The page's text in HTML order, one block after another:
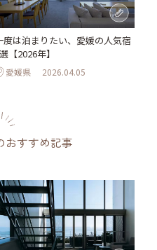
度は泊まりたい、愛媛の人気宿
【2026年】
愛媛県 2026.04.05
おすすめ記事